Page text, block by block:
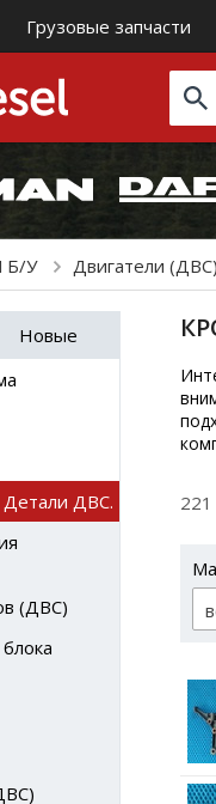
Грузовые запчасти
Б/У Двигатели
Новые
ДВС.
(ДВС)